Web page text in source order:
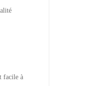
facile à